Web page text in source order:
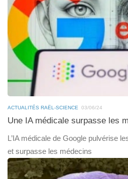
ACTUALITÉS RAËL-SCIENCE 03/06/24
Une IA médicale surpasse les
L’IA médicale de Google pulvérise
et surpasse les médecins